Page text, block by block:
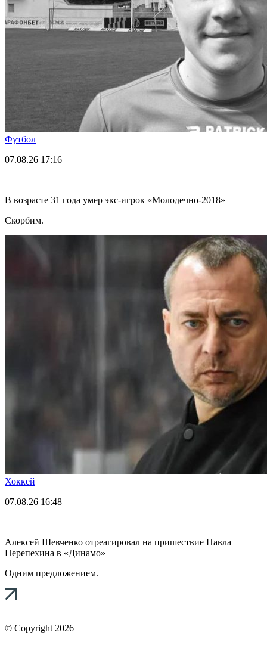
Футбол
07.08.26 17:16
В возрасте 31 года умер экс-игрок «Молодечно-2018»
Скорбим.
Хоккей
07.08.26 16:48
Алексей Шевченко отреагировал на пришествие Павла
Перепехина в «Динамо»
Одним предложением.
© Copyright 2026